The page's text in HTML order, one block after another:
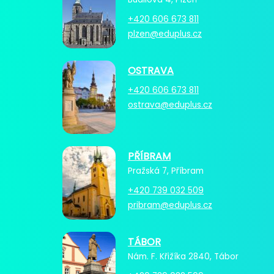
+420 606 673 811
plzen@eduplus.cz
OSTRAVA
+420 606 673 811
ostrava@eduplus.cz
PŘÍBRAM
Pražská 7, Příbram
+420 739 032 509
pribram@eduplus.cz
TÁBOR
Nám. F. Křižíka 2840, Tábor